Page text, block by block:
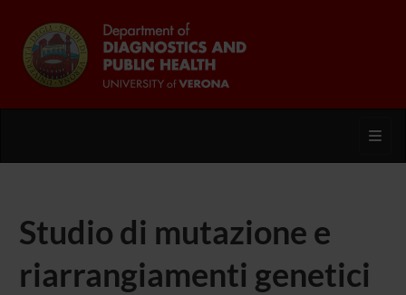
Studio di mutazione e
riarrangiamenti genetici